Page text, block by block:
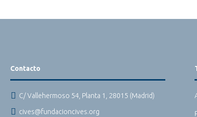
Contacto
 C/ Vallehermoso 54, Planta 1, 28015 (Madrid)
 cives@fundacioncives.org